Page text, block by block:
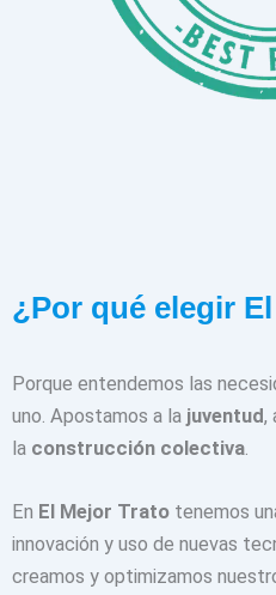
¿Por qué elegir
Porque entendemos las
uno. Apostamos a la juventud,
la construcción colectiva
En El Mejor Trato tenemos
innovación y uso de nuevas
creamos y optimizamos